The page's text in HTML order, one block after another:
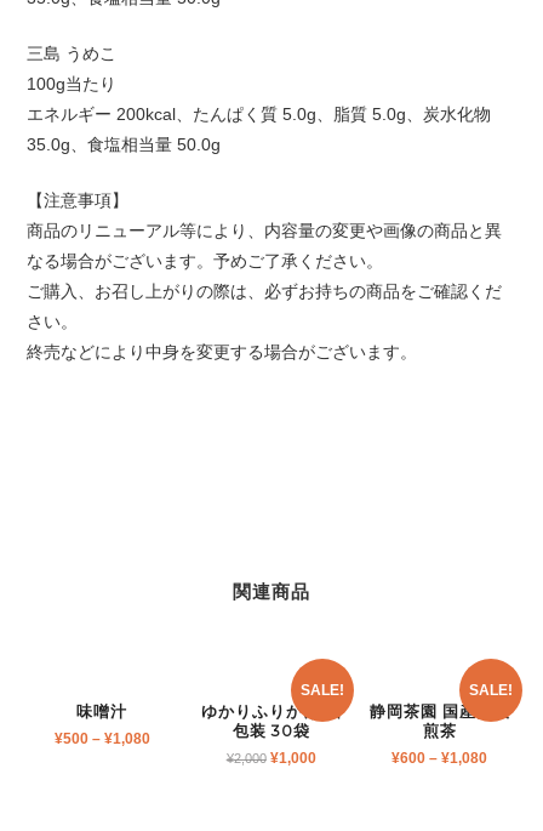
三島 うめこ
100g当たり
エネルギー 200kcal、たんぱく質 5.0g、脂質 5.0g、炭水化物
35.0g、食塩相当量 50.0g
【注意事項】
商品のリニューアル等により、内容量の変更や画像の商品と異
なる場合がございます。予めご了承ください。
ご購入、お召し上がりの際は、必ずお持ちの商品をご確認くだ
さい。
終売などにより中身を変更する場合がございます。
関連商品
味噌汁
¥500– ¥1,080
SALE!
ゆかりふりかけ 個
包装 30袋
¥2,000 ¥1,000
SALE!
静岡茶園 国産高級
煎茶
¥600 –¥1,080